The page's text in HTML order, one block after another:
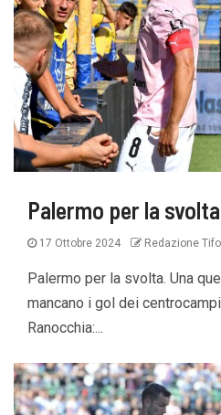
Palermo per la svolta
17 Ottobre 2024 Redazione
Palermo per la svolta. Una
mancano i gol dei
Ranocchia:...